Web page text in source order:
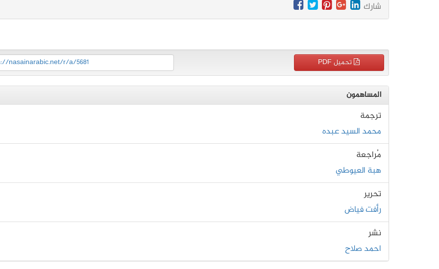
شارك
تحميل PDF nasainarabic.net/r/a/5681
المساهمون
ترجمة
محمد السيد عبده
مُراجعة
هبة العيوطي
تحرير
رأفت فياض
نشر
احمد صلاح